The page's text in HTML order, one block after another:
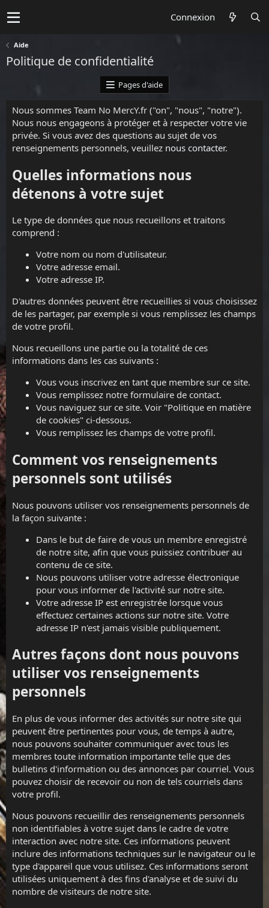
Connexion
Aide
Politique de confidentialité
Pages d'aide
Nous sommes Team No MercY.fr ("on", "nous", "notre").
Nous nous engageons à protéger et à respecter votre vie
privée. Si vous avez des questions au sujet de vos
renseignements personnels, veuillez nous contacter.
Quelles informations nous
détenons à votre sujet
Le type de données que nous recueillons et traitons
comprend :
Votre nom ou nom d'utilisateur.
Votre adresse email.
Votre adresse IP.
D'autres données peuvent être recueillies si vous choisissez
de les partager, par exemple si vous remplissez les champs
de votre profil.
Nous recueillons une partie ou la totalité de ces
informations dans les cas suivants :
Vous vous inscrivez en tant que membre sur ce site.
Vous remplissez notre formulaire de contact.
Vous naviguez sur ce site. Voir "Politique en matière
de cookies" ci-dessous.
Vous remplissez les champs de votre profil.
Comment vos renseignements
personnels sont utilisés
Nous pouvons utiliser vos renseignements personnels de
la façon suivante :
Dans le but de faire de vous un membre enregistré
de notre site, afin que vous puissiez contribuer au
contenu de ce site.
Nous pouvons utiliser votre adresse électronique
pour vous informer de l'activité sur notre site.
Votre adresse IP est enregistrée lorsque vous
effectuez certaines actions sur notre site. Votre
adresse IP n'est jamais visible publiquement.
Autres façons dont nous pouvons
utiliser vos renseignements
personnels
En plus de vous informer des activités sur notre site qui
peuvent être pertinentes pour vous, de temps à autre,
nous pouvons souhaiter communiquer avec tous les
membres toute information importante telle que des
bulletins d'information ou des annonces par courriel. Vous
pouvez choisir de recevoir ou non de tels courriels dans
votre profil.
Nous pouvons recueillir des renseignements personnels
non identifiables à votre sujet dans le cadre de votre
interaction avec notre site. Ces informations peuvent
inclure des informations techniques sur le navigateur ou le
type d'appareil que vous utilisez. Ces informations seront
utilisées uniquement à des fins d'analyse et de suivi du
nombre de visiteurs de notre site.